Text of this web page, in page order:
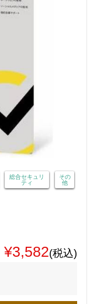
総合セキュリ
ティ
その
他
¥3,582(税込)